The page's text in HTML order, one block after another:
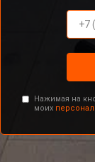
Нажимая на
моих